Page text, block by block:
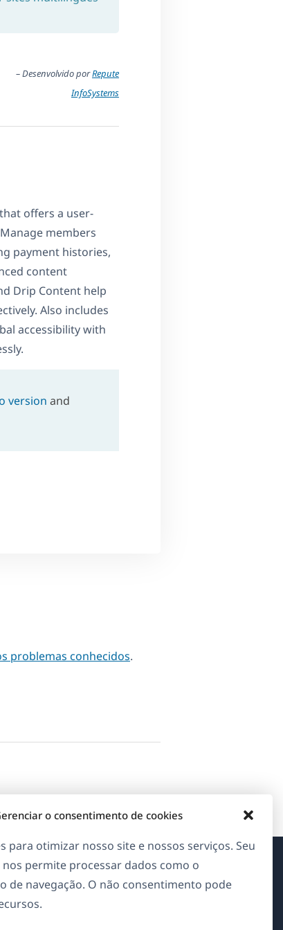
o consentimento de cookies
para otimizar nosso site e nossos serviços. Seu
permite processar dados como o
de navegação. O não consentimento pode
– Desenvolvido porRepute
InfoSystems
offers a user-
members
payment histories,
content
Drip Content help
Also includes
accessibility with
version and
problemas conhecidos.
Sobre o WPML
& Política de Privacidade